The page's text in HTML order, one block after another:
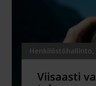
Viisaasti